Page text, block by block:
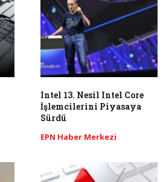
Intel 13. Nesil Intel Core
İşlemcilerini Piyasaya
Sürdü
EPN Haber Merkezi